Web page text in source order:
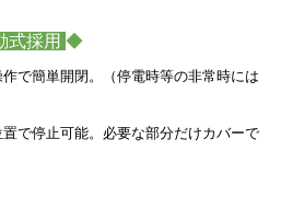
式採用 ◆
で簡単開閉。（停電時等の非常時には
で停止可能。必要な部分だけカバーで